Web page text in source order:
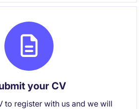
your CV
to register with us and we will